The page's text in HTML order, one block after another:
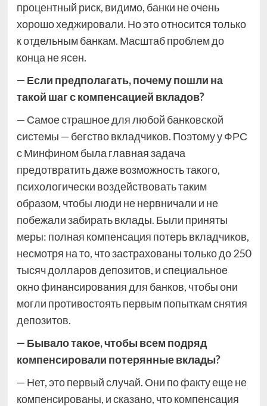
процентный риск, видимо, банки не очень
хорошо хеджировали. Но это относится только
к отдельным банкам. Масштаб проблем до
конца не ясен.
— Если предполагать, почему пошли на
такой шаг с компенсацией вкладов?
— Самое страшное для любой банковской
системы — бегство вкладчиков. Поэтому у ФРС
с Минфином была главная задача
предотвратить даже возможность такого,
психологически воздействовать таким
образом, чтобы люди не нервничали и не
побежали забирать вклады. Были приняты
меры: полная компенсация потерь вкладчиков,
несмотря на то, что застрахованы только до 250
тысяч долларов депозитов, и специальное
окно финансирования для банков, чтобы они
могли противостоять первым попыткам снятия
депозитов.
— Бывало такое, чтобы всем подряд
компенсировали потерянные вклады?
— Нет, это первый случай. Они по факту еще не
компенсированы, и сказано, что компенсация